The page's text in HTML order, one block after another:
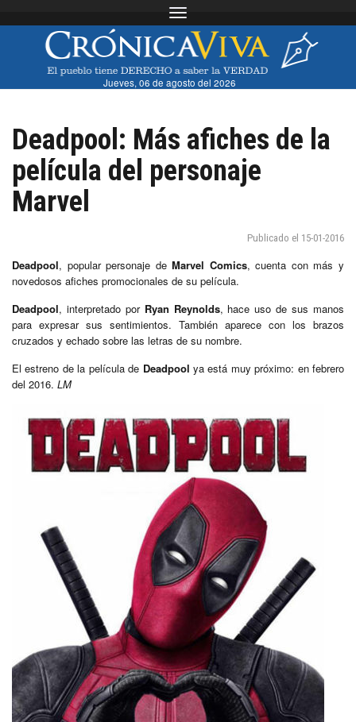
Toggle navigation
Jueves, 06 de agosto del 2026
Deadpool: Más afiches de la
película del personaje
Marvel
Publicado el 15-01-2016
Deadpool, popular personaje deMarvel Comics, cuenta con más y
novedosos afiches promocionales de su película.
Deadpool, interpretado por Ryan Reynolds, hace uso de sus manos
para expresar sus sentimientos. También aparece con los brazos
cruzados y echado sobre las letras de su nombre.
El estreno de la película de Deadpool ya está muy próximo: en febrero
del 2016. LM